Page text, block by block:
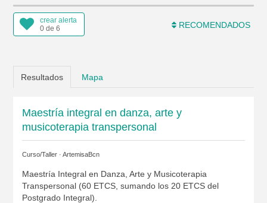
crear alerta
0 de 6
RECOMENDADOS
Resultados Mapa
Maestría integral en danza, arte y
musicoterapia transpersonal
Curso/Taller · ArtemisaBcn
Maestría Integral en Danza, Arte y Musicoterapia
Transpersonal (60 ETCS, sumando los 20 ETCS del
Postgrado Integral).